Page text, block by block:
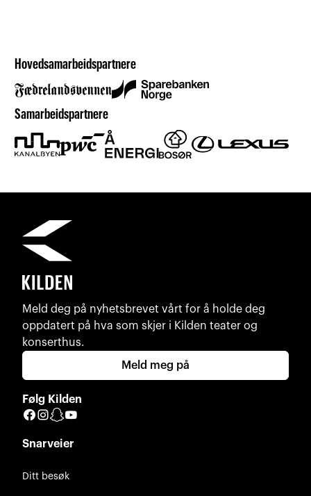
Hovedsamarbeidspartnere
Samarbeidspartnere
Meld deg på nyhetsbrevet vårt for å holde deg
oppdatert på hva som skjer i Kilden teater og
konserthus.
Meld meg på
Følg Kilden
Facebook
Instagram
Snapchat
Snarveier
Ditt besøk